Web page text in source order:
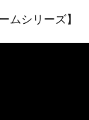
ムシリーズ】